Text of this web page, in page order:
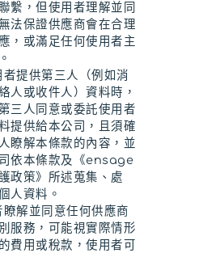
繫，但使用者理解並同
法保證供應商會在合理
，或滿足任何使用者主
提供第三人（例如消
人或收件人）資料時，
三人同意或委託使用者
提供給本公司，且須確
瞭解本條款的內容，並
依本條款及《ensage
政策》所述蒐集、處
人資料。
解並同意任何供應商
服務，可能視實際情形
費用或稅款，使用者可